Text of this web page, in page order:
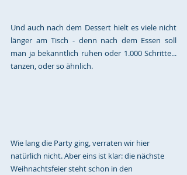
Und auch nach dem Dessert hielt es viele nicht
länger am Tisch - denn nach dem Essen soll
man ja bekanntlich ruhen oder 1.000 Schritte...
tanzen, oder so ähnlich.
Wie lang die Party ging, verraten wir hier
natürlich nicht. Aber eins ist klar: die nächste
Weihnachtsfeier steht schon in den